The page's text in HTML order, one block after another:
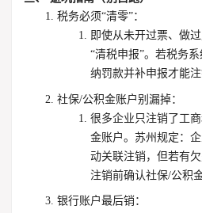
税务必须“清零”：
即使从未开过票、做
“清税申报”。若税务
纳罚款并补申报才能注
社保/公积金账户别漏掉：
很多企业只注销了工
金账户。 苏州规定 ：
动关联注销，但若有
注销前确认社保/公积
银行账户最后销 ：